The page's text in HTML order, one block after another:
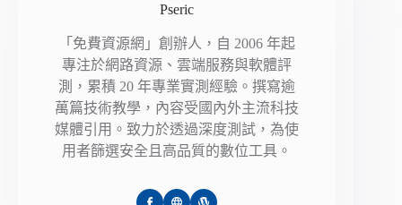
Pseric
「免費資源網」創辦人，自 2006 年起
專注於網路資源、雲端服務與軟體評
測，累積 20 年專業實測經驗。撰寫逾
萬篇技術教學，內容受國內外主流科技
媒體引用。致力於透過深度測試，為使
用者篩選安全且高品質的數位工具。